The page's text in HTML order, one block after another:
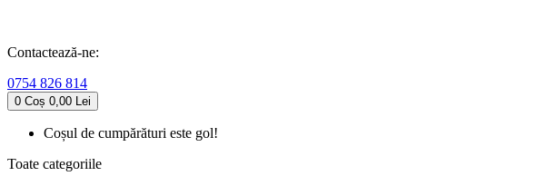
Contactează-ne:
0754 826 814
0 Coș 0,00 Lei
Coșul de cumpărături este gol!
Toate categoriile